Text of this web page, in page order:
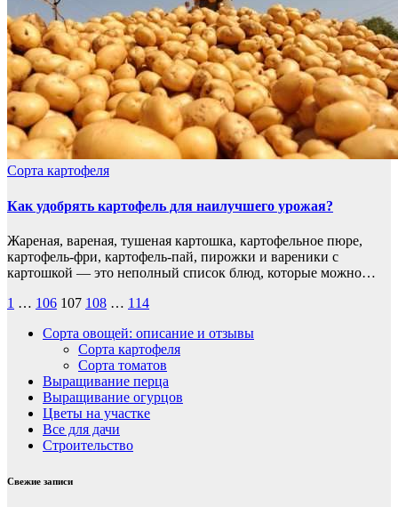
Сорта картофеля
Как удобрять картофель для наилучшего урожая?
Жареная, вареная, тушеная картошка, картофельное пюре,
картофель-фри, картофель-пай, пирожки и вареники с
картошкой — это неполный список блюд, которые можно…
Пагинация
записей
1 … 106 107 108 … 114
Сорта овощей: описание и отзывы
Сорта картофеля
Сорта томатов
Выращивание перца
Выращивание огурцов
Цветы на участке
Все для дачи
Строительство
Свежие записи